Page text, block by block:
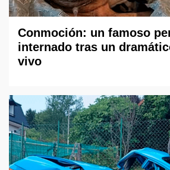
Conmoción: un famoso
internado tras un
vivo